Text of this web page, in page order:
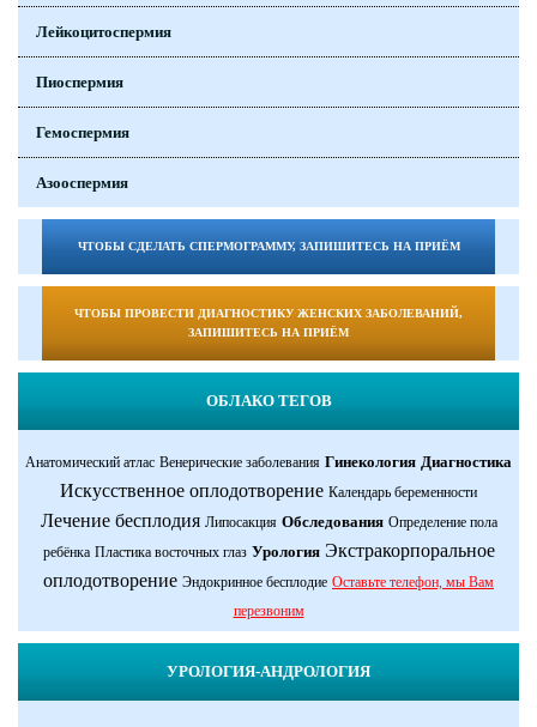
Лейкоцитоспермия
Пиоспермия
Гемоспермия
Азооспермия
ЧТОБЫ СДЕЛАТЬ СПЕРМОГРАММУ, ЗАПИШИТЕСЬ НА ПРИЁМ
ЧТОБЫ ПРОВЕСТИ ДИАГНОСТИКУ ЖЕНСКИХ ЗАБОЛЕВАНИЙ,
ЗАПИШИТЕСЬ НА ПРИЁМ
ОБЛАКО ТЕГОВ
Анатомический атлас Венерические заболевания Гинекология Диагностика
Искусственное оплодотворение Календарь беременности
Лечение бесплодия Липосакция Обследования Определение пола
ребёнка Пластика восточных глаз Урология Экстракорпоральное
оплодотворение Эндокринное бесплодие Оставьте телефон, мы Вам
перезвоним
УРОЛОГИЯ-АНДРОЛОГИЯ